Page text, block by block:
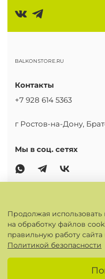
BALKONSTORE.RU
КАБИНЕТ
ИНФОРМАЦИЯ
Контакты
+7 928 614 5363
г Ростов-на-Дону,
Мы в соц. сетях
Продолжая использовать
на обработку файлов
правильную работу
Политикой безопасности